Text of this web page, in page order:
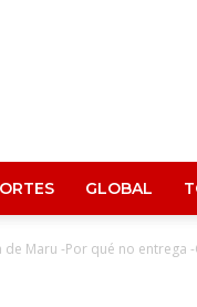
GLOBAL
de Maru -Por qué no entrega